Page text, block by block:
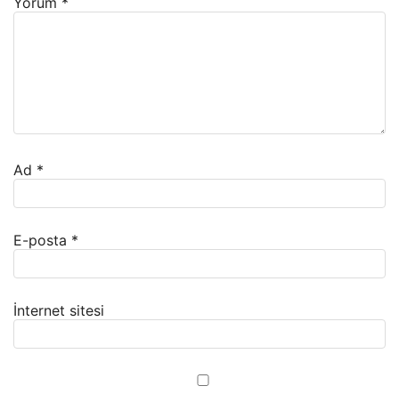
Ad *
E-posta *
İnternet sitesi